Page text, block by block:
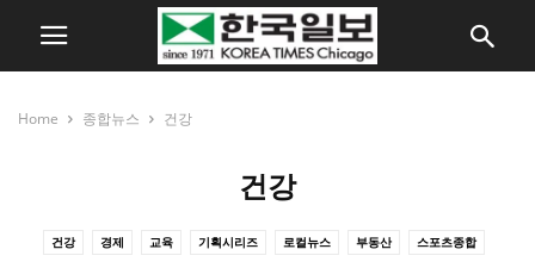
Home 종합뉴스 건강
건강
건강 경제 교육 기획시리즈 로컬뉴스 부동산 스포츠종합